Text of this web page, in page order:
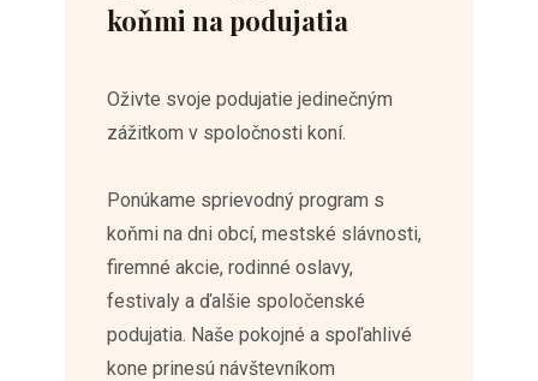
koňmi na podujatia
Oživte svoje podujatie jedinečným
zážitkom v spoločnosti koní.
Ponúkame sprievodný program s
koňmi na dni obcí, mestské slávnosti,
firemné akcie, rodinné oslavy,
festivaly a ďalšie spoločenské
podujatia. Naše pokojné a spoľahlivé
kone prinesú návštevníkom